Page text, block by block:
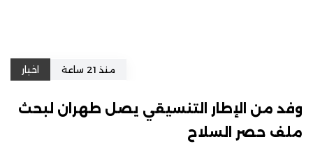
منذ 21 ساعة اخبار
وفد من الإطار التنسيقي يصل طهران لبحث
ملف حصر السلاح